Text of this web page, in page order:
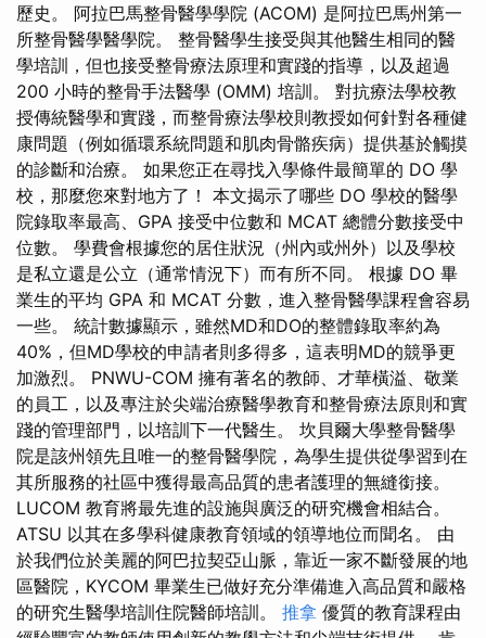
歷史。 阿拉巴馬整骨醫學學院 (ACOM) 是阿拉巴馬州第一
所整骨醫學醫學院。 整骨醫學生接受與其他醫生相同的醫
學培訓，但也接受整骨療法原理和實踐的指導，以及超過
200 小時的整骨手法醫學 (OMM) 培訓。 對抗療法學校教
授傳統醫學和實踐，而整骨療法學校則教授如何針對各種健
康問題（例如循環系統問題和肌肉骨骼疾病）提供基於觸摸
的診斷和治療。 如果您正在尋找入學條件最簡單的 DO 學
校，那麼您來對地方了！ 本文揭示了哪些 DO 學校的醫學
院錄取率最高、GPA 接受中位數和 MCAT 總體分數接受中
位數。 學費會根據您的居住狀況（州內或州外）以及學校
是私立還是公立（通常情況下）而有所不同。 根據 DO 畢
業生的平均 GPA 和 MCAT 分數，進入整骨醫學課程會容易
一些。 統計數據顯示，雖然MD和DO的整體錄取率約為
40%，但MD學校的申請者則多得多，這表明MD的競爭更
加激烈。 PNWU-COM 擁有著名的教師、才華橫溢、敬業
的員工，以及專注於尖端治療醫學教育和整骨療法原則和實
踐的管理部門，以培訓下一代醫生。 坎貝爾大學整骨醫學
院是該州領先且唯一的整骨醫學院，為學生提供從學習到在
其所服務的社區中獲得最高品質的患者護理的無縫銜接。
LUCOM 教育將最先進的設施與廣泛的研究機會相結合。
ATSU 以其在多學科健康教育領域的領導地位而聞名。 由
於我們位於美麗的阿巴拉契亞山脈，靠近一家不斷發展的地
區醫院，KYCOM 畢業生已做好充分準備進入高品質和嚴格
的研究生醫學培訓住院醫師培訓。 推拿 優質的教育課程由